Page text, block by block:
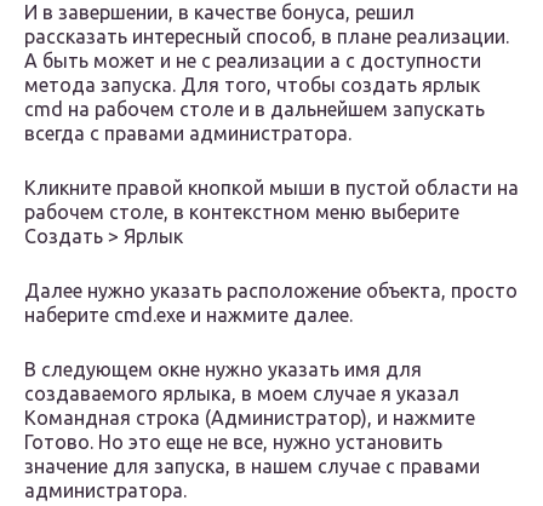
И в завершении, в качестве бонуса, решил
рассказать интересный способ, в плане реализации.
А быть может и не с реализации а с доступности
метода запуска. Для того, чтобы создать ярлык
cmd на рабочем столе и в дальнейшем запускать
всегда с правами администратора.
Кликните правой кнопкой мыши в пустой области на
рабочем столе, в контекстном меню выберите
Создать > Ярлык
Далее нужно указать расположение объекта, просто
наберите cmd.exe и нажмите далее.
В следующем окне нужно указать имя для
создаваемого ярлыка, в моем случае я указал
Командная строка (Администратор), и нажмите
Готово. Но это еще не все, нужно установить
значение для запуска, в нашем случае с правами
администратора.